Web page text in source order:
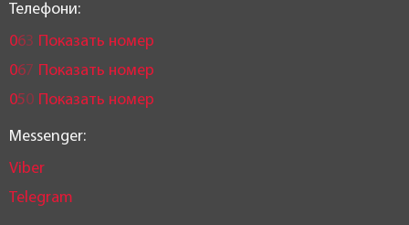
Телефони:
063 Показать номер
067 Показать номер
050 Показать номер
Messenger:
Viber
Telegram